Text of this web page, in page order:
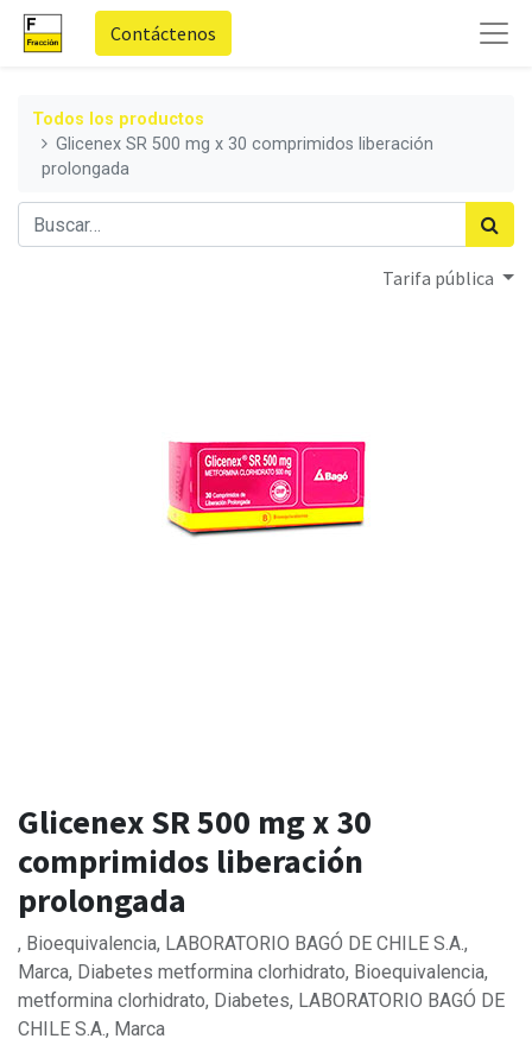
Contáctenos
Todos los productos
Glicenex SR 500 mg x 30 comprimidos liberación
prolongada
Tarifa pública
Glicenex SR 500 mg x 30
comprimidos liberación
prolongada
, Bioequivalencia, LABORATORIO BAGÓ DE CHILE S.A.,
Marca, Diabetes metformina clorhidrato, Bioequivalencia,
metformina clorhidrato, Diabetes, LABORATORIO BAGÓ DE
CHILE S.A., Marca